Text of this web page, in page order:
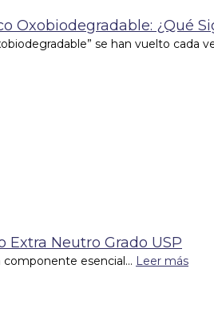
Oxobiodegradable: ¿Qué
se han vuelto cada
Extra Neutro Grado USP
componente esencial... Leer más